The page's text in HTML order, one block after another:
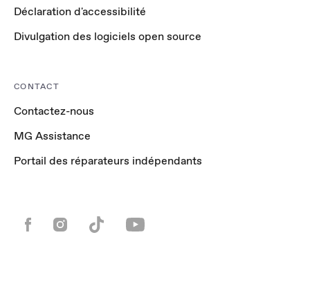
Déclaration d'accessibilité
Divulgation des logiciels open source
CONTACT
Contactez-nous
MG Assistance
Portail des réparateurs indépendants